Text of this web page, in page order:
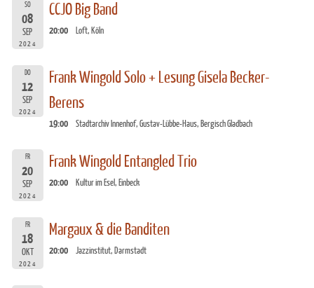
SO
08
SEP
2024
CCJO Big Band
20:00 Loft, Köln
DO
12
SEP
2024
Frank Wingold Solo + Lesung Gisela Becker-
Berens
19:00 Stadtarchiv Innenhof, Gustav-Lübbe-Haus, Bergisch Gladbach
FR
20
SEP
2024
Frank Wingold Entangled Trio
20:00 Kultur im Esel, Einbeck
FR
18
OKT
2024
Margaux & die Banditen
20:00 Jazzinstitut, Darmstadt